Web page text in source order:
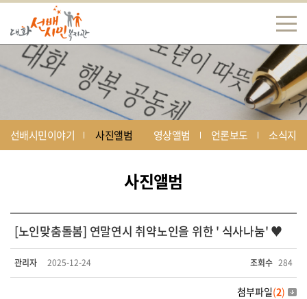
선배시민이야기 사진앨범 영상앨범 언론보도 소식지
사진앨범
[노인맞춤돌봄] 연말연시 취약노인을 위한 ' 식사나눔' ♥
관리자 2025-12-24 조회수 284
첨부파일(2)